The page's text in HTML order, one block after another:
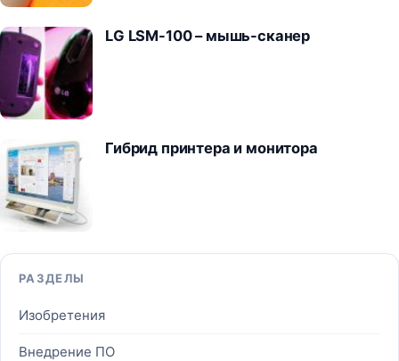
LG LSM-100 – мышь-сканер
Гибрид принтера и монитора
РАЗДЕЛЫ
Изобретения
Внедрение ПО